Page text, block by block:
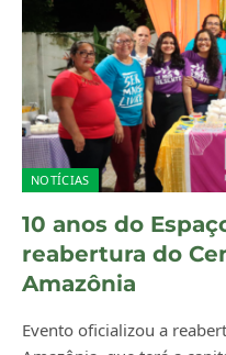
NOTÍCIAS
10 anos do
reabertura do
Amazônia
Evento oficializou a